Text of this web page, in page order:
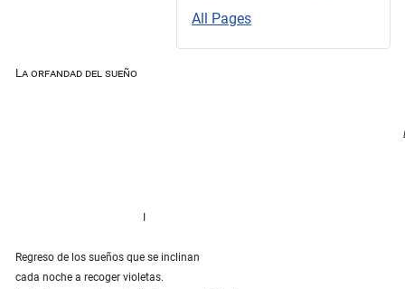
All Pages
La orfandad del sueño
La vita non e
Regreso de los sueños que se inclinan
cada noche a recoger violetas.